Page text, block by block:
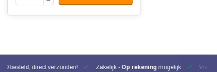
besteld, direct verzonden! Zakelijk - Op rekening mogelijk Voor